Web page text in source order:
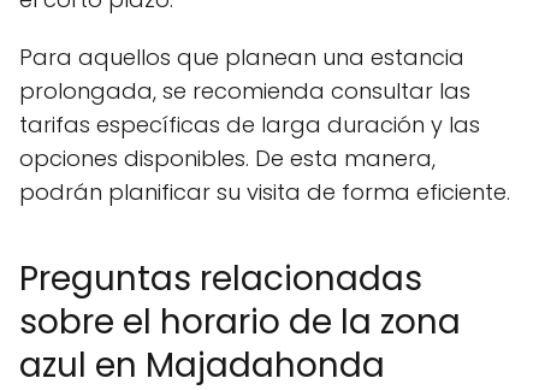
Para aquellos que planean una estancia
prolongada, se recomienda consultar las
tarifas específicas de larga duración y las
opciones disponibles. De esta manera,
podrán planificar su visita de forma eficiente.
Preguntas relacionadas
sobre el horario de la zona
azul en Majadahonda